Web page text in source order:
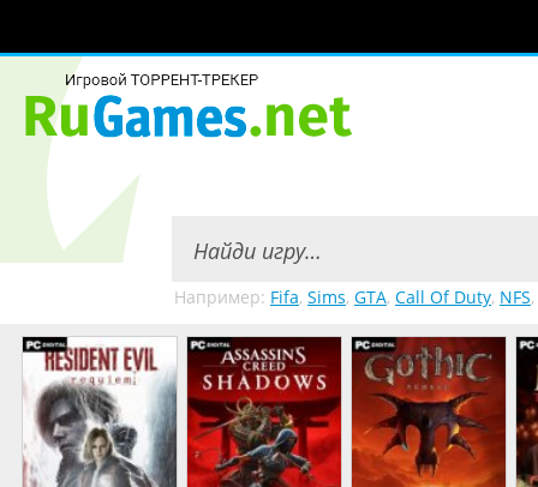
Например: Fifa, Sims, GTA, Call Of Duty, NFS,